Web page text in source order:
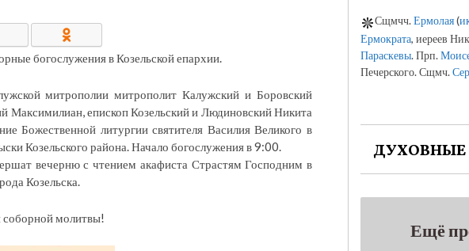
богослужения в Козельской епархии.
митрополии митрополит Калужский и Боровский
Максимилиан, епископ Козельский и Людиновский Никита
Божественной литургии святителя Василия Великого в
Козельского района. Начало богослужения в 9:00.
вечерню с чтением акафиста Страстям Господним в
Козельска.
соборной молитвы!
Сщмчч.Ермолая(
Ермократа, иереев
Параскевы. Прп.
Печерского. Сщмч.
ДУХОВНЫЕ
Ещё